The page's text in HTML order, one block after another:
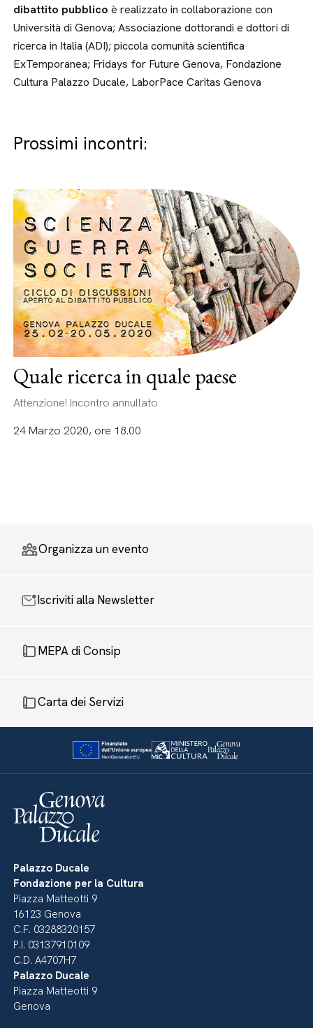
dibattito pubblicoè realizzato in collaborazione con
Università di Genova; Associazione dottorandi e dottori di
ricerca in Italia (ADI); piccola comunità scientifica
ExTemporanea; Fridays for Future Genova, Fondazione
Cultura Palazzo Ducale, LaborPace Caritas Genova
Prossimi incontri:
Quale ricerca in quale paese
Attenzione! Incontro annullato
24 Marzo 2020, ore 18.00
Organizza un evento
Iscriviti alla Newsletter
MEPA di Consip
Carta dei Servizi
Palazzo Ducale
Fondazione per la Cultura
Piazza Matteotti 9
16123 Genova
C.F. 03288320157
P.I. 03137910109
C.D. A4707H7
Palazzo Ducale
Piazza Matteotti 9
Genova